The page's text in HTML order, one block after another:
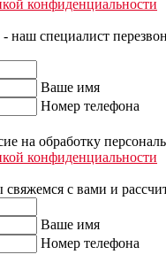
конфиденциальности
наш специалист
Ваше имя
Номер телефона
на обработку
конфиденциальности
с вами и
Ваше имя
Номер телефона